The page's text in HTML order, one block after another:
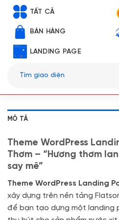
TẤT CẢ
BÁN HÀNG
LANDING PAGE
kiếm:
MÔ TẢ
Theme WordPress
Thơm – “Hương thơm
say mê”
Theme WordPress Landing
xây dựng trên nền tảng
để bạn tạo dựng một landing